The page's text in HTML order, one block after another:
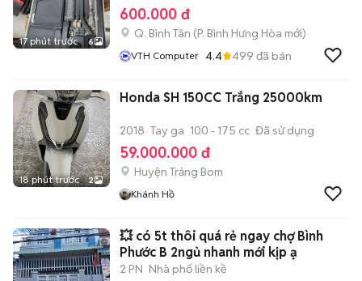
17 phút trước 6
600.000 đ
Q. Bình Tân (P. Bình Hưng Hòa mới)
VTH Computer 4.4 499 đã bán
18 phút trước 2
Honda SH 150CC Trắng 25000km
2018 Tay ga 100 - 175 cc Đã sử dụng
59.000.000 đ
Huyện Trảng Bom
Khánh Hồ
💥 có 5t thôi quá rẻ ngay chợ Bình
Phước B 2ngủ nhanh mới kịp ạ
2 PN Nhà phố liền kề